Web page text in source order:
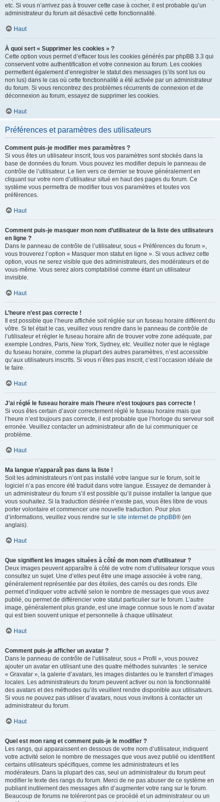
etc. Si vous n’arrivez pas à trouver cette case à cocher, il est probable qu’un
administrateur du forum ait désactivé cette fonctionnalité.
Haut
À quoi sert « Supprimer les cookies » ?
Cette option vous permet d’effacer tous les cookies générés par phpBB 3.3 qui
conservent votre authentification et votre connexion au forum. Les cookies
permettent également d’enregistrer le statut des messages (s’ils sont lus ou
non lus) dans le cas où cette fonctionnalité a été activée par un administrateur
du forum. Si vous rencontrez des problèmes récurrents de connexion et de
déconnexion au forum, essayez de supprimer les cookies.
Haut
Préférences et paramètres des utilisateurs
Comment puis-je modifier mes paramètres ?
Si vous êtes un utilisateur inscrit, tous vos paramètres sont stockés dans la
base de données du forum. Vous pouvez les modifier depuis le panneau de
contrôle de l’utilisateur. Le lien vers ce dernier se trouve généralement en
cliquant sur votre nom d’utilisateur situé en haut des pages du forum. Ce
système vous permettra de modifier tous vos paramètres et toutes vos
préférences.
Haut
Comment puis-je masquer mon nom d’utilisateur de la liste des utilisateurs
en ligne ?
Dans le panneau de contrôle de l’utilisateur, sous « Préférences du forum »,
vous trouverez l’option « Masquer mon statut en ligne ». Si vous activez cette
option, vous ne serez visible que des administrateurs, des modérateurs et de
vous-même. Vous serez alors comptabilisé comme étant un utilisateur
invisible.
Haut
L’heure n’est pas correcte !
Il est possible que l’heure affichée soit réglée sur un fuseau horaire différent du
vôtre. Si tel était le cas, veuillez vous rendre dans le panneau de contrôle de
l’utilisateur et régler le fuseau horaire afin de trouver votre zone adéquate, par
exemple Londres, Paris, New York, Sydney, etc. Veuillez noter que le réglage
du fuseau horaire, comme la plupart des autres paramètres, n’est accessible
qu’aux utilisateurs inscrits. Si vous n’êtes pas inscrit, c’est l’occasion idéale de
le faire.
Haut
J’ai réglé le fuseau horaire mais l’heure n’est toujours pas correcte !
Si vous êtes certain d’avoir correctement réglé le fuseau horaire mais que
l’heure n’est toujours pas correcte, il est probable que l’horloge du serveur soit
erronée. Veuillez contacter un administrateur afin de lui communiquer ce
problème.
Haut
Ma langue n’apparaît pas dans la liste !
Soit les administrateurs n’ont pas installé votre langue sur le forum, soit le
logiciel n’a pas encore été traduit dans votre langue. Essayez de demander à
un administrateur du forum s’il est possible qu’il puisse installer la langue que
vous souhaitez. Si la traduction désirée n’existe pas, vous êtes libre de vous
porter volontaire et commencer une nouvelle traduction. Pour plus
d’informations, veuillez vous rendre sur le site internet de phpBB® (en
anglais).
Haut
Que signifient les images situées à côté de mon nom d’utilisateur ?
Deux images peuvent apparaître à côté de votre nom d’utilisateur lorsque vous
consultez un sujet. Une d’elles peut être une image associée à votre rang,
généralement représentée par des étoiles, des carrés ou des ronds. Elle
permet d’indiquer votre activité selon le nombre de messages que vous avez
publié, ou permet de différencier votre statut particulier sur le forum. L’autre
image, généralement plus grande, est une image connue sous le nom d’avatar
qui est bien souvent unique et personnelle à chaque utilisateur.
Haut
Comment puis-je afficher un avatar ?
Dans le panneau de contrôle de l’utilisateur, sous « Profil », vous pouvez
ajouter un avatar en utilisant une des quatre méthodes suivantes : le service
« Gravatar », la galerie d’avatars, les images distantes ou le transfert d’images
locales. Les administrateurs du forum peuvent activer ou non la fonctionnalité
des avatars et des méthodes qu’ils veuillent rendre disponible aux utilisateurs.
Si vous ne pouvez pas utiliser d’avatars, nous vous invitons à contacter un
administrateur du forum.
Haut
Quel est mon rang et comment puis-je le modifier ?
Les rangs, qui apparaissent en dessous de votre nom d’utilisateur, indiquent
votre activité selon le nombre de messages que vous avez publié ou identifient
certains utilisateurs spécifiques, comme les administrateurs et les
modérateurs. Dans la plupart des cas, seul un administrateur du forum peut
modifier le texte des rangs du forum. Merci de ne pas abuser de ce système en
publiant inutilement des messages afin d’augmenter votre rang sur le forum.
Beaucoup de forums ne toléreront pas ce procédé et un administrateur ou un